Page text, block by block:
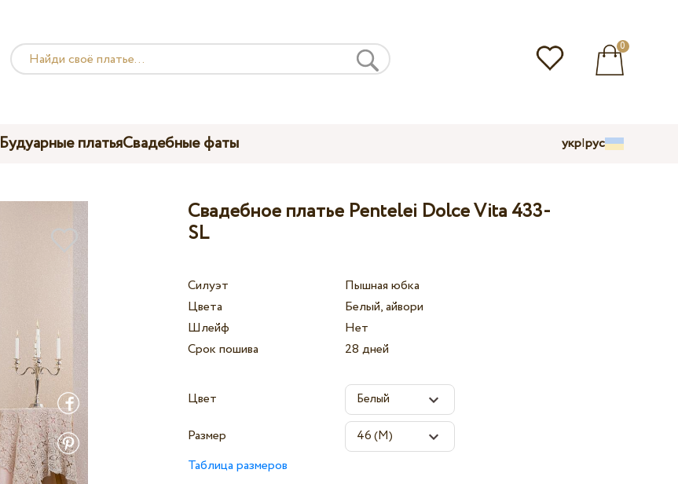
0
Будуарные платьяСвадебные фаты укр|рус
Свадебное платье Pentelei Dolce Vita 433-
SL
Силуэт
Пышная юбка
Цвета
Белый, айвори
Шлейф
Нет
Срок пошива
28 дней
Цвет
Размер
Таблица размеров